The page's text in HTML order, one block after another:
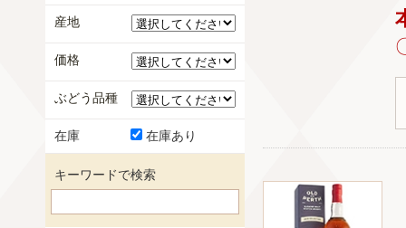
産地
価格
ぶどう品種
在庫 在庫あり
キーワードで検索